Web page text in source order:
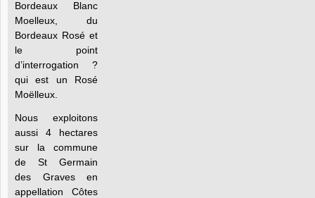
Bordeaux Blanc
Moelleux, du
Bordeaux Rosé et
le point
d’interrogation ?
qui est un Rosé
Moëlleux.
Nous exploitons
aussi 4 hectares
sur la commune
de St Germain
des Graves en
appellation Côtes